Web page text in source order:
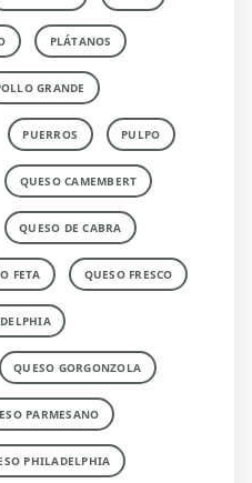
PLÁTANOS
GRANDE
PUERROS PULPO
QUESO CAMEMBERT
QUESO DE CABRA
FETA QUESO FRESCO
QUESO GORGONZOLA
PARMESANO
PHILADELPHIA